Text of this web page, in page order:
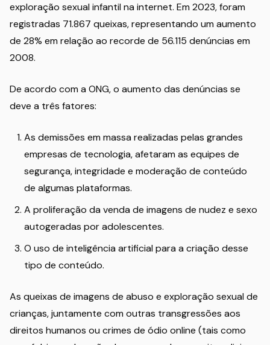
exploração sexual infantil na internet. Em 2023, foram
registradas 71.867 queixas, representando um aumento
de 28% em relação ao recorde de 56.115 denúncias em
2008.
De acordo com a ONG, o aumento das denúncias se
deve a três fatores:
As demissões em massa realizadas pelas grandes
empresas de tecnologia, afetaram as equipes de
segurança, integridade e moderação de conteúdo
de algumas plataformas.
A proliferação da venda de imagens de nudez e sexo
autogeradas por adolescentes.
O uso de inteligência artificial para a criação desse
tipo de conteúdo.
As queixas de imagens de abuso e exploração sexual de
crianças, juntamente com outras transgressões aos
direitos humanos ou crimes de ódio online (tais como